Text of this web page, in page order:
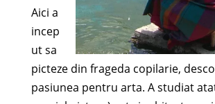
Aici a
incep
ut sa
picteze din frageda copilarie,
pasiunea pentru arta. A studiat